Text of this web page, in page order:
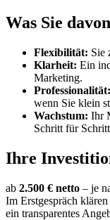
Was Sie
Flexibilität: Sie
Klarheit: Ein
Marketing.
Professionalität:
wenn Sie klein
Wachstum: Ihr
Schritt für
Ihre
ab 2.500 € netto – je
Im Erstgespräch
ein transparentes